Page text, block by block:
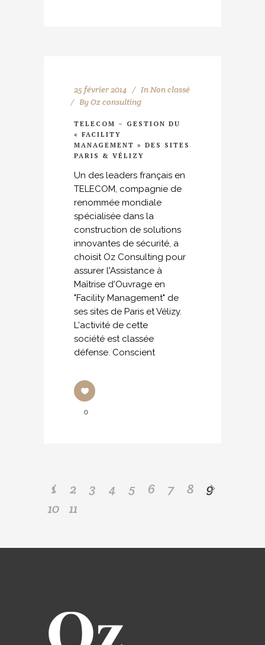
25 février 2014 InNon classé
ByOz consulting
TELECOM – GESTION DU
« FACILITY
MANAGEMENT » DES SITES
PARIS & VÉLIZY
Un des leaders français en
TELECOM, compagnie de
renommée mondiale
spécialisée dans la
construction de solutions
innovantes de sécurité, a
choisit Oz Consulting pour
assurer l'Assistance à
Maîtrise d'Ouvrage en
"Facility Management" de
ses sites de Paris et Vélizy.
L'activité de cette
société est classée
défense. Conscient
0
1 2 3 4 5 6 7 8
9
10
11